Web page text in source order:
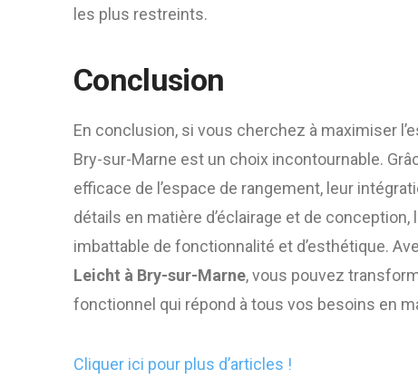
les plus restreints.
Conclusion
En conclusion, si vous cherchez à maximiser
Bry-sur-Marne est un choix incontournable.
efficace de l’espace de rangement, leur
détails en matière d’éclairage et de
imbattable de fonctionnalité et d’esthétique.
Leicht à Bry-sur-Marne, vous pouvez
fonctionnel qui répond à tous vos besoins en
Cliquer ici pour plus d’articles !